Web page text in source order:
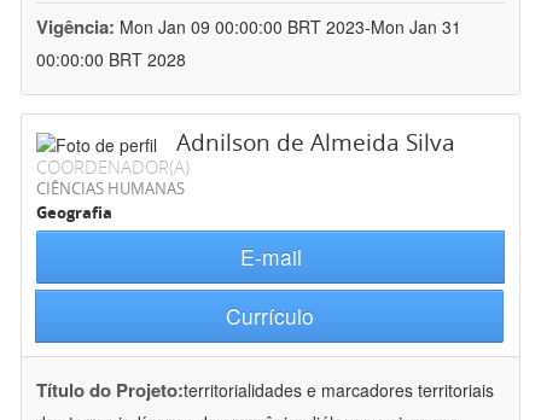
Vigência: Mon Jan 09 00:00:00 BRT 2023-Mon Jan 31
00:00:00 BRT 2028
Adnilson de Almeida Silva
COORDENADOR(A)
CIÊNCIAS HUMANAS
Geografia
E-mail
Currículo
Título do Projeto:territorialidades e marcadores territoriais